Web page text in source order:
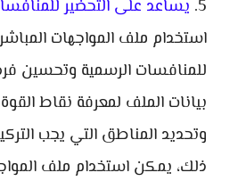
يساعد على التحضير
استخدام ملف المواجهات
للمنافسات الرسمية وتحسين
بيانات الملف لمعرفة نقاط
وتحديد المناطق التي يجب
ذلك، يمكن استخدام ملف